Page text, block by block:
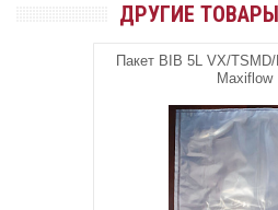
ДРУГИЕ
Пакет BIB 5L VX/
Maxiflow